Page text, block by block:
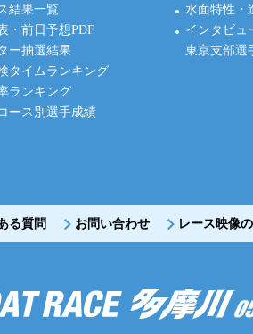
結果一覧
・前日予想PDF
ー抽選結果
タイムランキング
ランキング
ース別選手成績
水面特性・
インタビュ
東京支部選
る質問 お問い合わせ レース映像